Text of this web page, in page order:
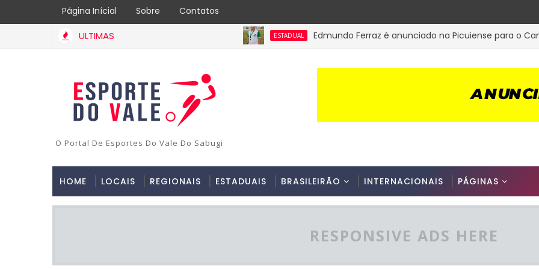
Página Inícial Sobre Contatos
ULTIMAS ESTADUAL Edmundo Ferraz é anunciado na Picuiense para o
O Portal De Esportes Do Vale Do Sabugi
HOME LOCAIS REGIONAIS ESTADUAIS BRASILEIRÃO INTERNACIONAIS PÁGINAS
RESPONSIVE ADS HERE